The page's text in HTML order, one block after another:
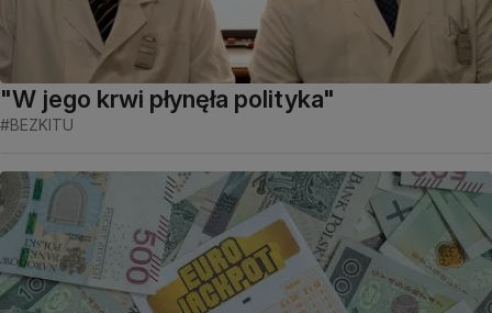
"W jego krwi płynęła polityka"
#BEZKITU